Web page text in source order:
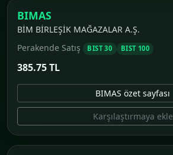
BIMAS
BİM BİRLEŞİK MAĞAZALAR A.Ş.
Perakende Satış
BIST 30 BIST 100
385.75 TL
BIMAS özet sayfası
Karşılaştırmaya ekle